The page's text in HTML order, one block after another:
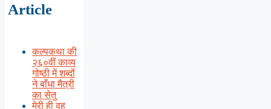
Article
कल्पकथा की
२६०वीं काव्य
गोष्ठी में शब्दों
ने बाँधा मैत्री
का सेतु
मेरी ही वह